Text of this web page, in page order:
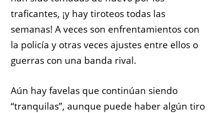
traficantes, ¡y hay tiroteos todas las
semanas! A veces son enfrentamientos con
la policía y otras veces ajustes entre ellos o
guerras con una banda rival.
Aún hay favelas que continúan siendo
“tranquilas”, aunque puede haber algún tiro